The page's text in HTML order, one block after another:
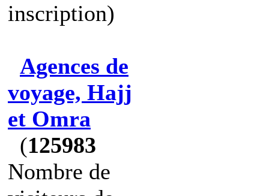
inscription)
Agences de
voyage, Hajj
et Omra
(125983
Nombre de